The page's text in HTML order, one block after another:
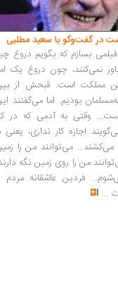
در گفت‌وگو با سعید مطلبی
بسازم که بگویم دروغ
نمی‌کنند، چون دروغ یک
مملکت است. قبحش از
بودیم. اما می‌گفتند
وقتی به آدمی که در
اجازه کار نداری، یعنی
می‌کشند... می‌توانند من را
من را روی زمین نگه
فردین عاشقانه مردم
...